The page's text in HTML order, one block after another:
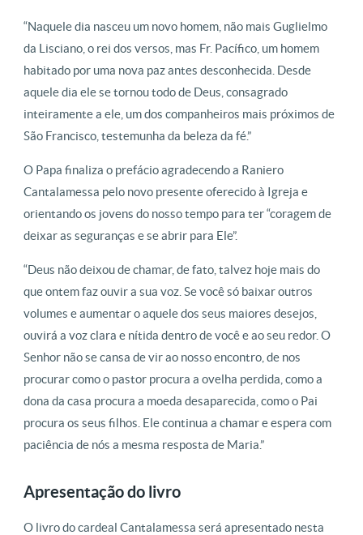
“Naquele dia nasceu um novo homem, não mais Guglielmo
da Lisciano, o rei dos versos, mas Fr. Pacífico, um homem
habitado por uma nova paz antes desconhecida. Desde
aquele dia ele se tornou todo de Deus, consagrado
inteiramente a ele, um dos companheiros mais próximos de
São Francisco, testemunha da beleza da fé.”
O Papa finaliza o prefácio agradecendo a Raniero
Cantalamessa pelo novo presente oferecido à Igreja e
orientando os jovens do nosso tempo para ter “coragem de
deixar as seguranças e se abrir para Ele”.
“Deus não deixou de chamar, de fato, talvez hoje mais do
que ontem faz ouvir a sua voz. Se você só baixar outros
volumes e aumentar o aquele dos seus maiores desejos,
ouvirá a voz clara e nítida dentro de você e ao seu redor. O
Senhor não se cansa de vir ao nosso encontro, de nos
procurar como o pastor procura a ovelha perdida, como a
dona da casa procura a moeda desaparecida, como o Pai
procura os seus filhos. Ele continua a chamar e espera com
paciência de nós a mesma resposta de Maria.”
Apresentação do livro
O livro do cardeal Cantalamessa será apresentado nesta